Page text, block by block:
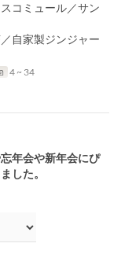
コミュール／サン
自家製ジンジャー
4 ~ 34
年会や新年会にぴ
した。